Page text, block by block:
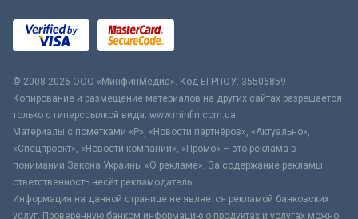
© 2008-2026 ООО «МинфинМедиа». Код ЕГРПОУ: 35506859
Копирование и размещение материалов на других сайтах разрешается
только с гиперссылкой вида: www.minfin.com.ua
Материалы с пометками «Р», «Новости партнёров», «Актуально»,
«Спецпроект», «Новости компаний», «Промо» – это реклама в
понимании Закона Украины «О рекламе». За содержание рекламы
ответственность несёт рекламодатель.
Информация на данной странице не является рекламой банковских
услуг. Проверенную банком информацию о продуктах и услугах можно